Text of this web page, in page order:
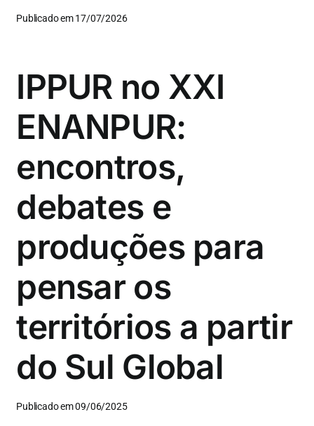
Publicado em 17/07/2026
IPPUR no XXI
ENANPUR:
encontros,
debates e
produções para
pensar os
territórios a partir
do Sul Global
Publicado em 09/06/2025